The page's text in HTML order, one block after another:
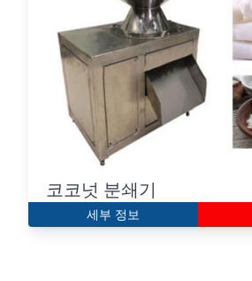
코코넛 분쇄기
세부 정보